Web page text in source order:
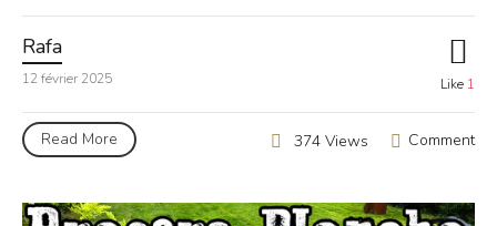
Rafa
12 février 2025 Like 1
Read More Comment
374 Views